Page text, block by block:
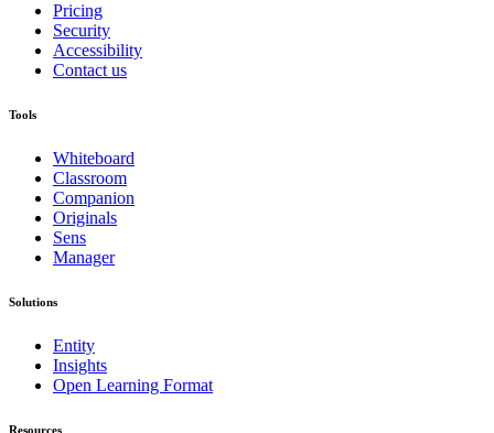
Pricing
Security
Accessibility
Contact us
Tools
Whiteboard
Classroom
Companion
Originals
Sens
Manager
Solutions
Entity
Insights
Open Learning Format
Resources